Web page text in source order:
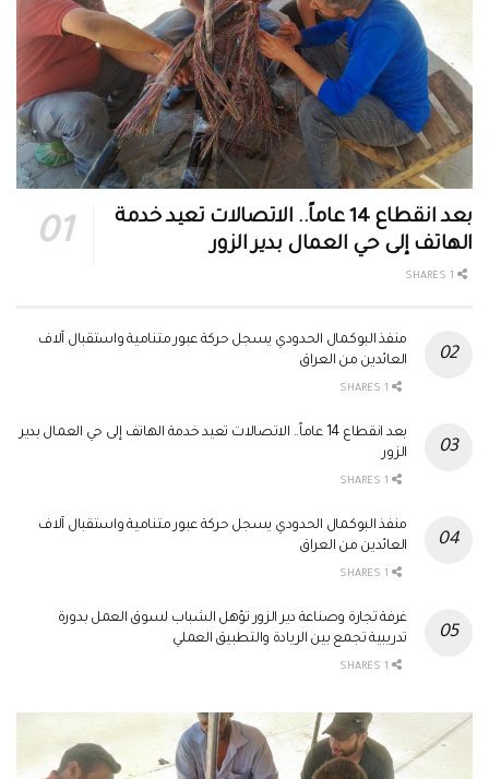
بعد انقطاع 14 عاماً.. الاتصالات تعيد خدمة
الهاتف إلى حي العمال بدير الزور
منفذ البوكمال الحدودي يسجل حركة عبور متنامية واستقبال آلاف
العائدين من العراق
بعد انقطاع 14 عاماً.. الاتصالات تعيد خدمة الهاتف إلى حي العمال بدير
الزور
منفذ البوكمال الحدودي يسجل حركة عبور متنامية واستقبال آلاف
العائدين من العراق
غرفة تجارة وصناعة دير الزور تؤهل الشباب لسوق العمل بدورة
تدريبية تجمع بين الريادة والتطبيق العملي